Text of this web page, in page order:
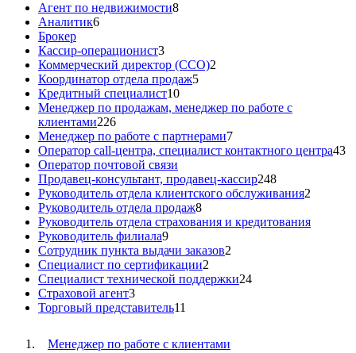
Агент по недвижимости8
Аналитик6
Брокер
Кассир-операционист3
Коммерческий директор (CCO)2
Координатор отдела продаж5
Кредитный специалист10
Менеджер по продажам, менеджер по работе с
клиентами226
Менеджер по работе с партнерами7
Оператор call-центра, специалист контактного центра43
Оператор почтовой связи
Продавец-консультант, продавец-кассир248
Руководитель отдела клиентского обслуживания2
Руководитель отдела продаж8
Руководитель отдела страхования и кредитования
Руководитель филиала9
Сотрудник пункта выдачи заказов2
Специалист по сертификации2
Специалист технической поддержки24
Страховой агент3
Торговый представитель11
Менеджер по работе с клиентами